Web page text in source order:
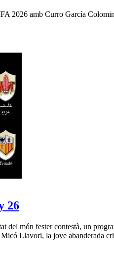
2026 amb Curro García
26
del món fester contestà, un
Llavori, la jove abanderada